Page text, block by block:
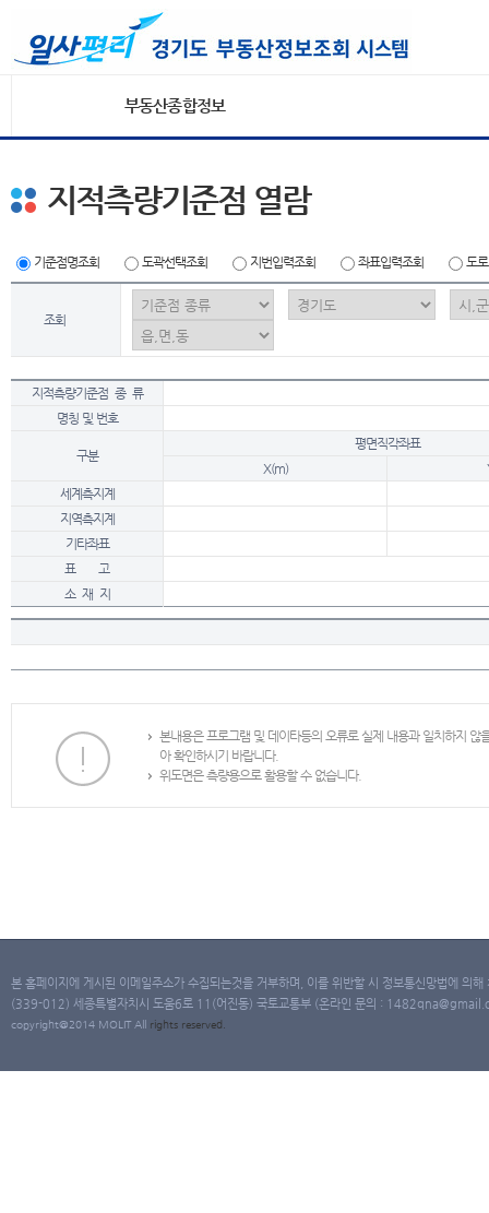
부동산종합정보
지적측량기준점 열람
기준점명조회 도곽선택조회 지번입력조회 좌표입력조회 도
조회
지적측량기준점 종 류
명칭 및 번호
구분
평면직각좌표
X(m)
세계측지계
지역측지계
기타좌표
표 고
소 재 지
본내용은 프로그램 및 데이타등의 오류로 실제 내용과 일치하지
아 확인하시기 바랍니다.
위도면은 측량용으로 활용할 수 없습니다.
본 홈페이지에 게시된 이메일주소가 수집되는것을 거부하며, 이를 위반할 시 정보통신망법에 의
(339-012) 세종특별자치시 도움6로 11(어진동) 국토교통부 (온라인 문의 :
copyright@2014 MOLIT All rights reserved.